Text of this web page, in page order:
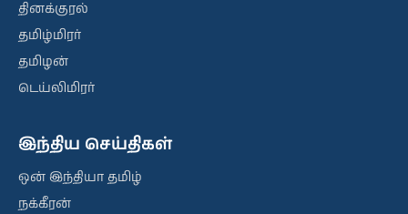
தினக்குரல்
தமிழ்மிரர்
தமிழன்
டெய்லிமிரர்
இந்திய செய்திகள்
ஒன் இந்தியா தமிழ்
நக்கீரன்